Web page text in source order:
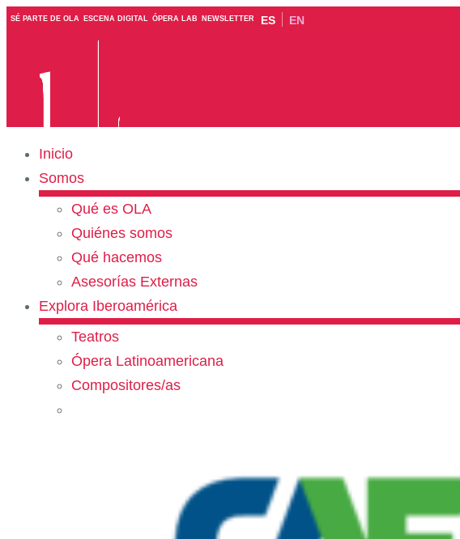
SÉ PARTE DE OLA ESCENA DIGITAL ÓPERA LAB NEWSLETTER ES EN
Inicio
Somos
Qué es OLA
Quiénes somos
Qué hacemos
Asesorías Externas
Explora Iberoamérica
Teatros
Ópera Latinoamericana
Compositores/as